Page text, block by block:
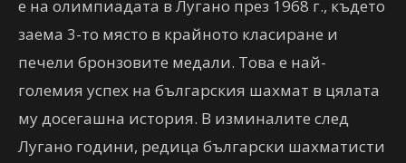
е на олимпиадата в Лугано през 1968 г., където
заема 3-то място в крайното класиране и
печели бронзовите медали. Това е най-
големия успех на българския шахмат в цялата
му досегашна история. В изминалите след
Лугано години, редица български шахматисти